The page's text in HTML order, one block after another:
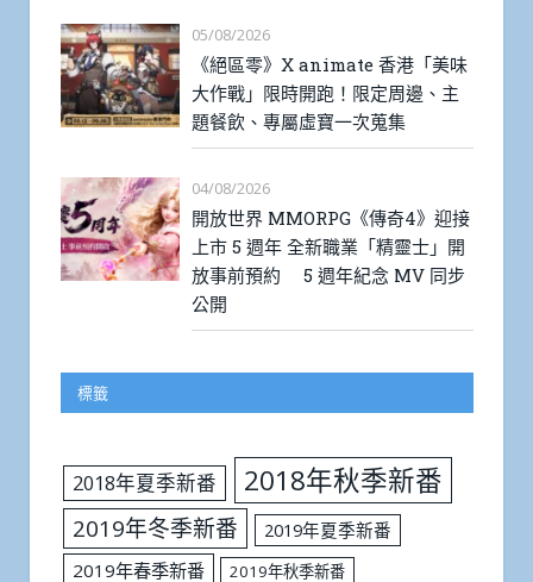
05/08/2026
《絕區零》X animate 香港「美味
大作戰」限時開跑！限定周邊、主
題餐飲、專屬虛寶一次蒐集
04/08/2026
開放世界 MMORPG《傳奇4》迎接
上市 5 週年 全新職業「精靈士」開
放事前預約 5 週年紀念 MV 同步
公開
標籤
2018年夏季新番 2018年秋季新番
2019年冬季新番
2019年夏季新番
2019年春季新番
2019年秋季新番